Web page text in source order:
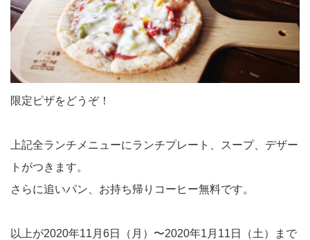
限定ピザをどうぞ！
上記全ランチメニューにランチプレート、スープ、デザー
トがつきます。
さらに追いパン、お持ち帰りコーヒー無料です。
以上が2020年11月6日（月）〜2020年1月11日（土）まで